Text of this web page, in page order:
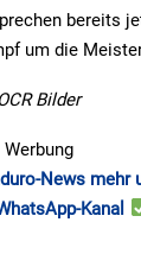
bereits
um die
Bilder
Werbung
News mehr
Kanal